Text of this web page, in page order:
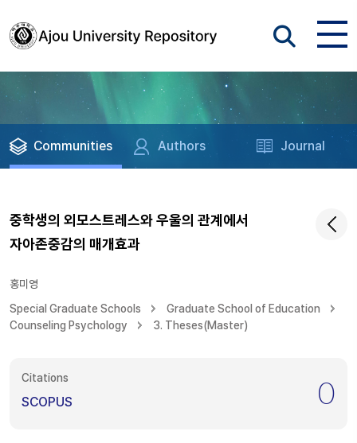
Communities Authors Journal
중학생의 외모스트레스와 우울의 관계에서
자아존중감의 매개효과
홍미영
Special Graduate Schools
Graduate School of Education
Counseling Psychology
3. Theses(Master)
Citations
SCOPUS 0